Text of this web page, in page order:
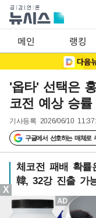
메인 랭킹
'옵타' 선택은
코전 예상 승률
기사등록 2026/06/10
구글에서 선호하는 매체로
체코전 패배 확률
韓, 32강 진출 가
X